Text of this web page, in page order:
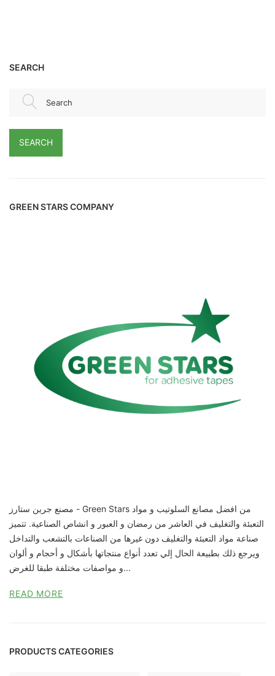
SEARCH
Search
SEARCH
GREEN STARS COMPANY
مصنع جرين ستارز - Green Stars من افضل مصانع السلوتيب و مواد
التعبئة والتغليف في العاشر من رمضان و العبور و انشاص الصناعية. تتميز
صناعة مواد التعبئة والتغليف دون غيرها من الصناعات بالتشعب والتداخل
ويرجع ذلك بطبيعة الحال إلي تعدد أنواع منتجاتها بأشكال و أحجام و ألوان
READ MORE
PRODUCTS CATEGORIES